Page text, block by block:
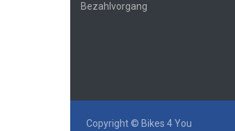
Bezahlvorgang
Copyright © Bikes 4 You